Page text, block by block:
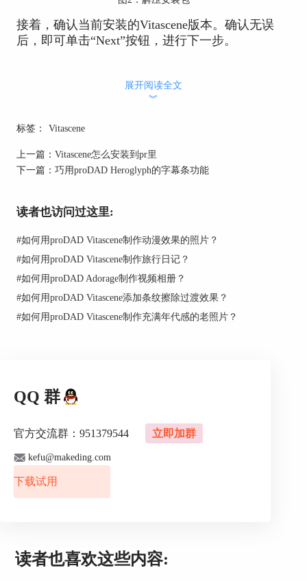
接着，确认当前安装的Vitascene版本。确认无误
后，即可单击“Next”按钮，进行下一步。
接着，同意软件安装相关的协议。
图4：统一协议
然后，再选取软件的安装目录。建议按照默认的安
装目录，确保后续能正确地为视频编辑软件安装
Vitascene插件。
展开阅读全文
︾
标签： Vitascene
上一篇： Vitascene怎么安装到pr里
下一篇： 巧用proDAD Heroglyph的字幕条功能
读者也访问过这里:
#如何用proDAD Vitascene制作动漫效果的照片？
#如何用proDAD Vitascene制作旅行日记？
#如何用proDAD Adorage制作视频相册？
#如何用proDAD Vitascene添加条纹擦除过渡效果？
#如何用proDAD Vitascene制作充满年代感的老照片？
QQ 群
官方交流群：951379544 立即加群
kefu@makeding.com
下载试用
读者也喜欢这些内容: